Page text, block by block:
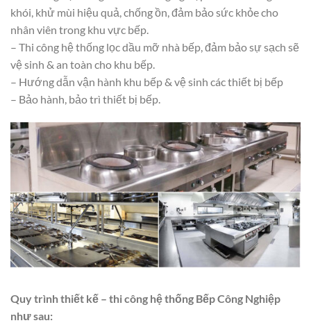
khói, khử mùi hiệu quả, chống ồn, đảm bảo sức khỏe cho
nhân viên trong khu vực bếp.
– Thi công hệ thống lọc dầu mỡ nhà bếp, đảm bảo sự sạch sẽ
vệ sinh & an toàn cho khu bếp.
– Hướng dẫn vận hành khu bếp & vệ sinh các thiết bị bếp
– Bảo hành, bảo trì thiết bị bếp.
Quy trình thiết kế – thi công hệ thống Bếp Công Nghiệp
như sau: